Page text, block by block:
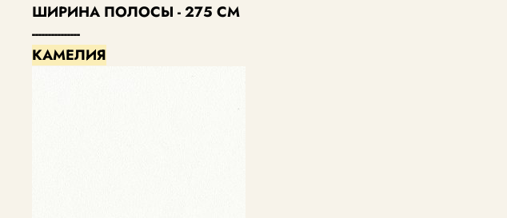
ШИРИНА ПОЛОСЫ - 275 СМ
---------------
КАМЕЛИЯ